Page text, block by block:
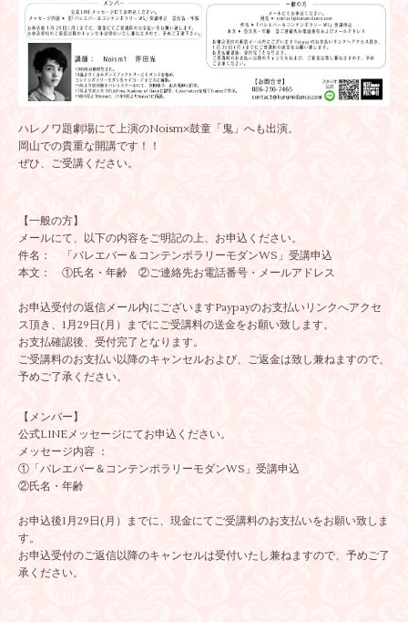
ハレノワ題劇場にて上演のNoism×鼓童「鬼」へも出演。
岡山での貴重な開講です！！
ぜひ、ご受講ください。
【一般の方】
メールにて、以下の内容をご明記の上、お申込ください。
件名： 「バレエバー＆コンテンポラリーモダンWS」受講申込
本文： ①氏名・年齢 ②ご連絡先お電話番号・メールアドレス
お申込受付の返信メール内にございますPaypayのお支払いリンクへアクセ
ス頂き、1月29日(月）までにご受講料の送金をお願い致します。
お支払確認後、受付完了となります。
ご受講料のお支払い以降のキャンセルおよび、ご返金は致し兼ねますので、
予めご了承ください。
【メンバー】
公式LINEメッセージにてお申込ください。
メッセージ内容 ：
①「バレエバー＆コンテンポラリーモダンWS」受講申込
②氏名・年齢
お申込後1月29日(月）までに、現金にてご受講料のお支払いをお願い致しま
す。
お申込受付のご返信以降のキャンセルは受付いたし兼ねますので、予めご了
承ください。